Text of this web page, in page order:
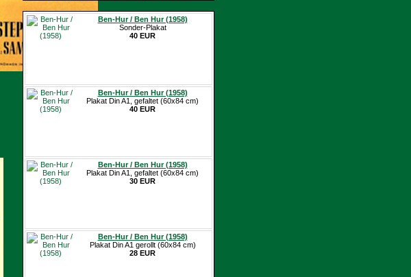
Ben-Hur / Ben Hur (1958)
Sonder-Plakat
40 EUR
Ben-Hur / Ben Hur (1958)
Plakat Din A1, gefaltet (60x84 cm)
40 EUR
Ben-Hur / Ben Hur (1958)
Plakat Din A1, gefaltet (60x84 cm)
30 EUR
Ben-Hur / Ben Hur (1958)
Plakat Din A1 gerollt (60x84 cm)
28 EUR